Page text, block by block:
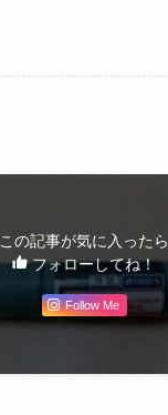
この記事が気に入ったら
フォローしてね！
Follow Me